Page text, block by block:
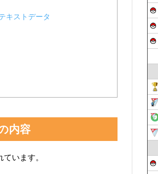
キストデータ
内容
います。